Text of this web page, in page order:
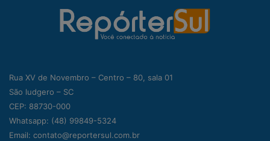
Rua XV de Novembro – Centro – 80, sala 01
São ludgero – SC
CEP: 88730-000
Whatsapp: (48) 99849-5324
Email: contato@reportersul.com.br